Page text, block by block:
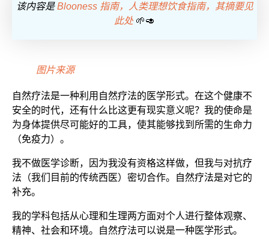
该内容是Blooness 指南，人类理想饮食指南，其摘要见
此处 🌱🥑
图片来源
自然疗法是一种利用自然疗法的医学形式。在这个健康不
安全的时代，还有什么比这更有现实意义呢？我的使命是
为身体提供尽可能好的工具，使其能够找到所需的生命力
（免疫力）。
我不做医学诊断，因为我没有资格这样做，但我与对抗疗
法（我们目前的传统西医）密切合作。自然疗法是对它的
补充。
我的学科包括从心理和生理两方面对个人进行整体观察、
精神、社会和环境。自然疗法可以说是一种医学形式。